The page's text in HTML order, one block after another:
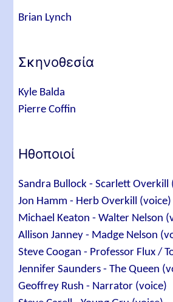
Brian Lynch
Σκηνοθεσία
Kyle Balda
Pierre Coffin
Ηθοποιοί
Sandra Bullock - Scarlett Overkill
Jon Hamm - Herb Overkill (voice)
Michael Keaton - Walter Nelson
Allison Janney - Madge Nelson
Steve Coogan - Professor Flux /
Jennifer Saunders - The Queen
Geoffrey Rush - Narrator (voice)